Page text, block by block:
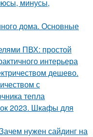
минусы,
дома. Основные
ПВХ: простой
интерьера
дешево.
с
тепла
2023. Шкафы для
нужен сайдинг на